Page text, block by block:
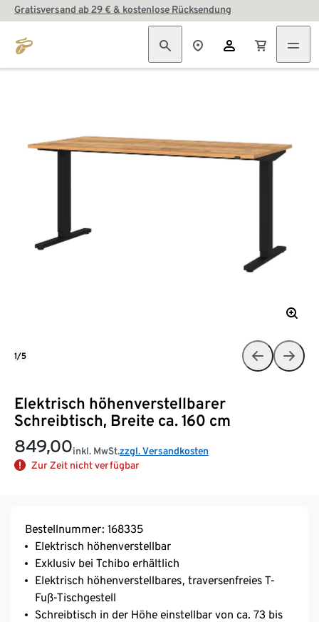
Gratisversand ab 29 € & kostenlose Rücksendung
Elektrisch höhenverstellbarer
Schreibtisch, Breite ca. 160 cm
849,00inkl. MwSt.zzgl. Versandkosten
Zur Zeit nicht verfügbar
1/5
Bestellnummer: 168335
Elektrisch höhenverstellbar
Exklusiv bei Tchibo erhältlich
Elektrisch höhenverstellbares, traversenfreies T-
Fuß-Tischgestell
Schreibtisch in der Höhe einstellbar von ca. 73 bis